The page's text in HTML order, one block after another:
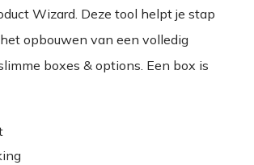
Wizard. Deze tool helpt je stap
opbouwen van een volledig
boxes & options. Een box is